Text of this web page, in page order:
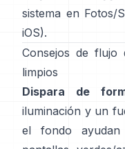
sistema en Fotos/
iOS).
Consejos de flujo
limpios
Dispara de
iluminación y un
el fondo